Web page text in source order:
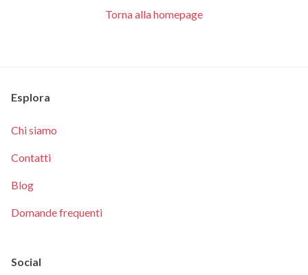
Torna alla homepage
Esplora
Chi siamo
Contatti
Blog
Domande frequenti
Social